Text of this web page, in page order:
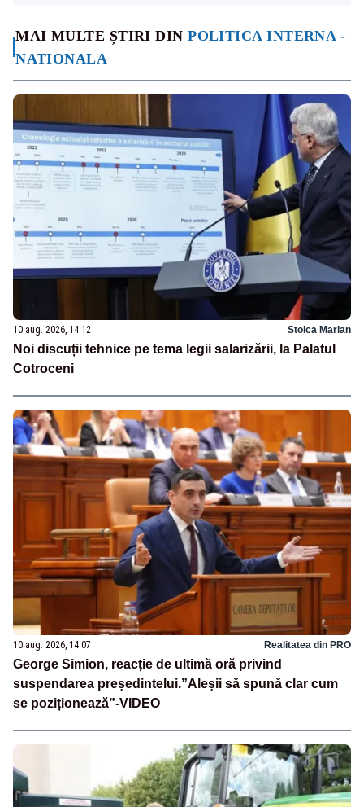
MAI MULTE ȘTIRI DINPOLITICA INTERNA -
NATIONALA
10 aug. 2026, 14:12 Stoica Marian
Noi discuții tehnice pe tema legii salarizării, la Palatul
Cotroceni
10 aug. 2026, 14:07 Realitatea din PRO
George Simion, reacție de ultimă oră privind
suspendarea președintelui.”Aleșii să spună clar cum
se poziționează”-VIDEO